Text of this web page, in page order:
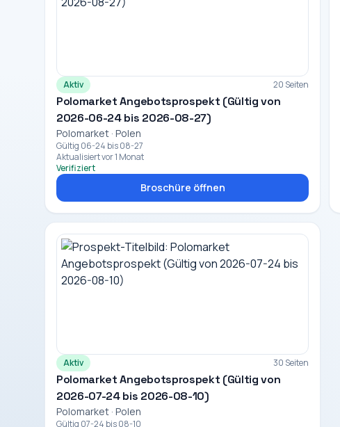
Aktiv 20 Seiten
Polomarket Angebotsprospekt (Gültig von
2026-06-24 bis 2026-08-27)
Polomarket · Polen
Gültig 06-24 bis 08-27
Aktualisiert vor 1 Monat
Verifiziert
Broschüre öffnen
Aktiv 30 Seiten
Polomarket Angebotsprospekt (Gültig von
2026-07-24 bis 2026-08-10)
Polomarket · Polen
Gültig 07-24 bis 08-10